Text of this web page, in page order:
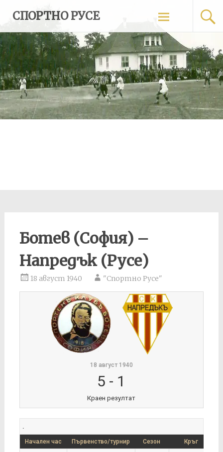
content
СПОРТНО РУСЕ
Ботев (София) –
Напредък (Русе)
18 август 1940 "Спортно Русе"
18 август 1940
5 - 1
Краен резултат
.
Начален час Първенство/турнир Сезон Кръг